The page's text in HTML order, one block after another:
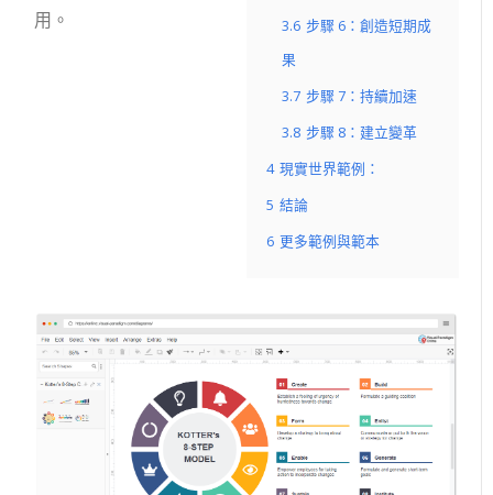
3.6 步驟 6：創造短期成
果
3.7 步驟 7：持續加速
3.8 步驟 8：建立變革
4 現實世界範例：
5 結論
6 更多範例與範本
用。